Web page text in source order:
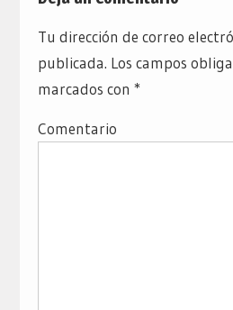
Tu dirección de correo
publicada. Los campos
marcados con *
Comentario